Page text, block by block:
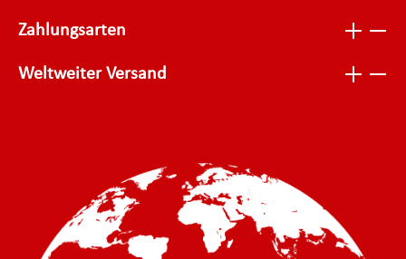
Zahlungsarten
Weltweiter Versand